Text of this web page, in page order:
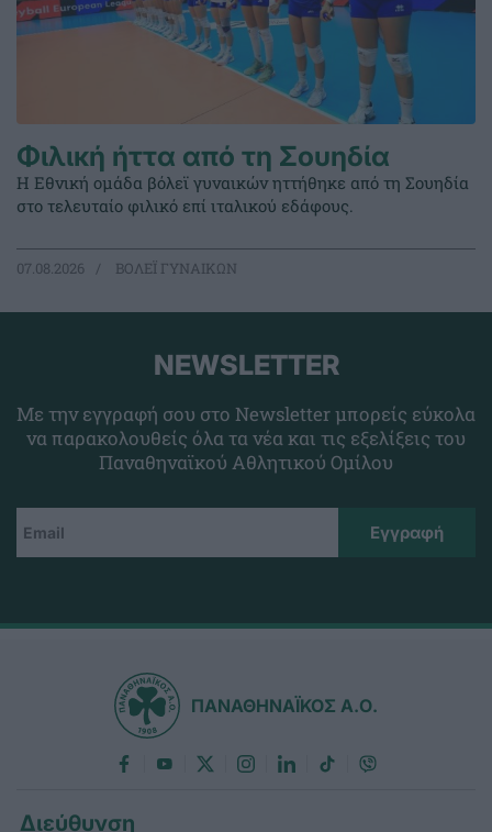
Φιλική ήττα από τη Σουηδία
Η Εθνική ομάδα βόλεϊ γυναικών ηττήθηκε από τη Σουηδία
στο τελευταίο φιλικό επί ιταλικού εδάφους.
07.08.2026 ΒΟΛΕΪ ΓΥΝΑΙΚΩΝ
NEWSLETTER
Με την εγγραφή σου στο Newsletter μπορείς εύκολα
να παρακολουθείς όλα τα νέα και τις εξελίξεις του
Παναθηναϊκού Αθλητικού Ομίλου
ΠΑΝΑΘΗΝΑΪΚΟΣ Α.Ο.
Διεύθυνση